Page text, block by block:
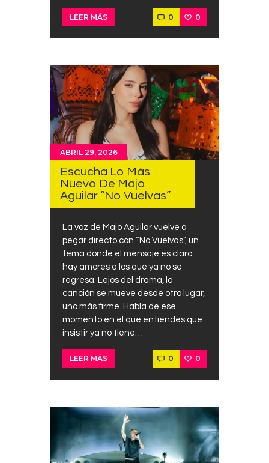
LEER MÁS 0 0
ABRIL 29, 2026
Escucha Lo Más
Nuevo De Majo
Aguilar “No Vuelvas”
La voz de Majo Aguilar vuelve a
pegar directo con “No Vuelvas”, un
tema donde el mensaje es claro:
hay amores a los que ya no se
regresa. Lejos del drama, la
canción se mueve desde otro lugar,
uno más firme. Habla de ese
momento en el que entiendes que
insistir ya no tiene…
LEER MÁS 0 0